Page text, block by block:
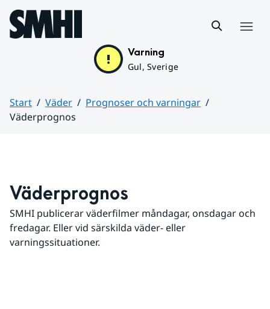
Hoppa till sidans innehåll
Varning
Gul, Sverige
Start Väder
Prognoser och varningar
Väderprognos
Väderprognos
SMHI publicerar väderfilmer måndagar, onsdagar och
fredagar. Eller vid särskilda väder- eller
varningssituationer.